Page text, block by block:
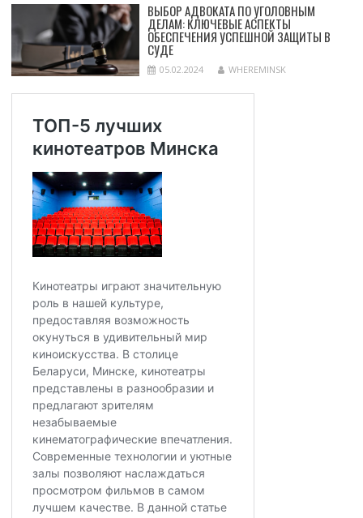
ВЫБОР АДВОКАТА ПО УГОЛОВНЫМ
ДЕЛАМ: КЛЮЧЕВЫЕ АСПЕКТЫ
ОБЕСПЕЧЕНИЯ УСПЕШНОЙ ЗАЩИТЫ В
СУДЕ
05.02.2024 WHEREMINSK